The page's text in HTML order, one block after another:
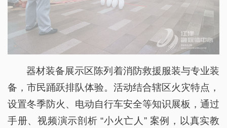
器材装备展示区陈列着消防救援服装与专业装
备，市民踊跃排队体验。活动结合辖区火灾特点，
设置冬季防火、电动自行车安全等知识展板，通过
手册、视频演示剖析 “小火亡人” 案例，以真实教